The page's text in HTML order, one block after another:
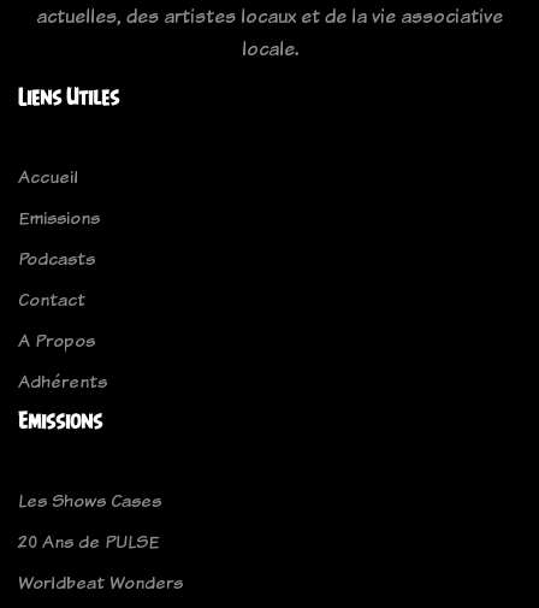
actuelles, des artistes locaux et de la vie associative
locale.
Liens Utiles
Accueil
Emissions
Podcasts
Contact
A Propos
Adhérents
Emissions
Les Shows Cases
20 Ans de PULSE
Worldbeat Wonders